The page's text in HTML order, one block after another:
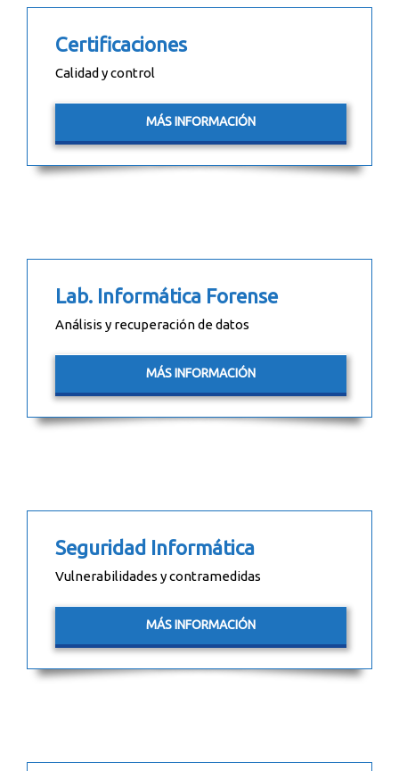
Certificaciones
Calidad y control
MÁS INFORMACIÓN
Lab. Informática Forense
Análisis y recuperación de datos
MÁS INFORMACIÓN
Seguridad Informática
Vulnerabilidades y contramedidas
MÁS INFORMACIÓN